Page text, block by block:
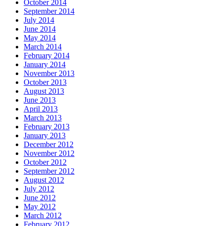
October 2014
September 2014
July 2014
June 2014
May 2014
March 2014
February 2014
January 2014
November 2013
October 2013
August 2013
June 2013
April 2013
March 2013
February 2013
January 2013
December 2012
November 2012
October 2012
September 2012
August 2012
July 2012
June 2012
May 2012
March 2012
February 2012